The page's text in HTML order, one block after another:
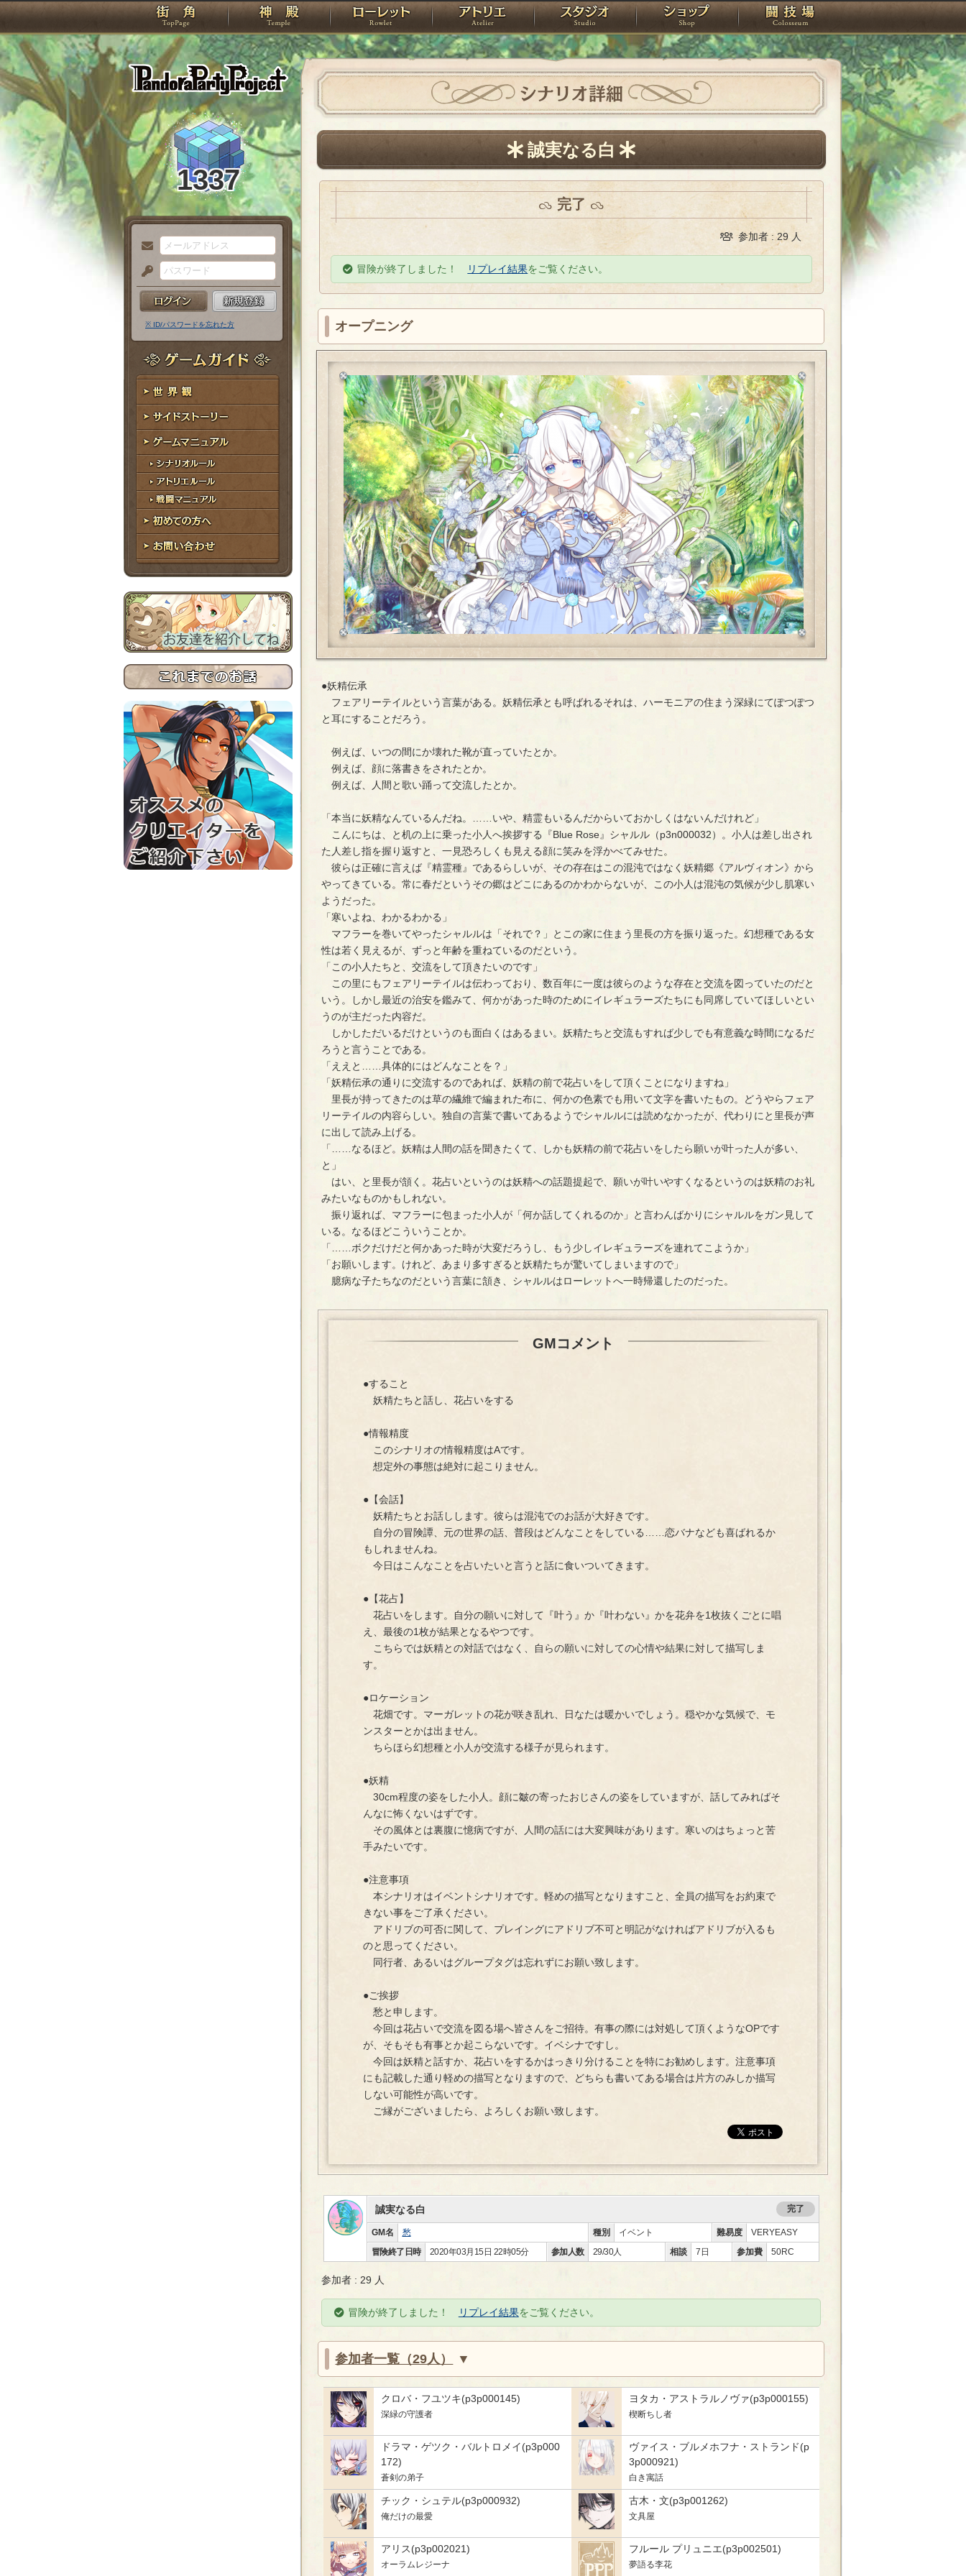
PandoraPartyProject
TOP 神殿 ローレット アトリエ スタジオ ショップ 闘技場
1337
メ
ー
ル
ア
ド
レ
ス
パ
ス
ー
ド
※ ID/パスワードを忘れた方
ゲームガイド
世界観
サイドストーリー
ゲームマニュアル
シナリオルール
アトリエルール
戦闘マニュアル
初めての方へ
お問い合わせ
シナリオ詳細
誠実なる白
完了
参加者 : 29 人
冒険が終了しました！ リプレイ結果をご覧ください。
オープニング
●妖精伝承
フェアリーテイルという言葉がある。妖精伝承とも呼ばれるそれは、ハーモニアの住まう深緑にてぽつぽつ
と耳にすることだろう。
例えば、いつの間にか壊れた靴が直っていたとか。
例えば、顔に落書きをされたとか。
例えば、人間と歌い踊って交流したとか。
「本当に妖精なんているんだね。……いや、精霊もいるんだからいておかしくはないんだけれど」
こんにちは、と机の上に乗った小人へ挨拶する『Blue Rose』シャルル（p3n000032）。小人は差し出され
た人差し指を握り返すと、一見恐ろしくも見える顔に笑みを浮かべてみせた。
彼らは正確に言えば『精霊種』であるらしいが、その存在はこの混沌ではなく妖精郷《アルヴィオン》から
やってきている。常に春だというその郷はどこにあるのかわからないが、この小人は混沌の気候が少し肌寒い
ようだった。
「寒いよね、わかるわかる」
マフラーを巻いてやったシャルルは「それで？」とこの家に住まう里長の方を振り返った。幻想種である女
性は若く見えるが、ずっと年齢を重ねているのだという。
「この小人たちと、交流をして頂きたいのです」
この里にもフェアリーテイルは伝わっており、数百年に一度は彼らのような存在と交流を図っていたのだと
いう。しかし最近の治安を鑑みて、何かがあった時のためにイレギュラーズたちにも同席していてほしいとい
うのが主だった内容だ。
しかしただいるだけというのも面白くはあるまい。妖精たちと交流もすれば少しでも有意義な時間になるだ
ろうと言うことである。
「ええと……具体的にはどんなことを？」
「妖精伝承の通りに交流するのであれば、妖精の前で花占いをして頂くことになりますね」
里長が持ってきたのは草の繊維で編まれた布に、何かの色素でも用いて文字を書いたもの。どうやらフェア
リーテイルの内容らしい。独自の言葉で書いてあるようでシャルルには読めなかったが、代わりにと里長が声
に出して読み上げる。
「……なるほど。妖精は人間の話を聞きたくて、しかも妖精の前で花占いをしたら願いが叶った人が多い、
と」
はい、と里長が頷く。花占いというのは妖精への話題提起で、願いが叶いやすくなるというのは妖精のお礼
みたいなものかもしれない。
振り返れば、マフラーに包まった小人が「何か話してくれるのか」と言わんばかりにシャルルをガン見して
いる。なるほどこういうことか。
「……ボクだけだと何かあった時が大変だろうし、もう少しイレギュラーズを連れてこようか」
「お願いします。けれど、あまり多すぎると妖精たちが驚いてしまいますので」
臆病な子たちなのだという言葉に頷き、シャルルはローレットへ一時帰還したのだった。
GMコメント
●すること
妖精たちと話し、花占いをする
●情報精度
このシナリオの情報精度はAです。
想定外の事態は絶対に起こりません。
●【会話】
妖精たちとお話しします。彼らは混沌でのお話が大好きです。
自分の冒険譚、元の世界の話、普段はどんなことをしている……恋バナなども喜ばれるか
もしれませんね。
今日はこんなことを占いたいと言うと話に食いついてきます。
●【花占】
花占いをします。自分の願いに対して『叶う』か『叶わない』かを花弁を1枚抜くごとに唱
え、最後の1枚が結果となるやつです。
こちらでは妖精との対話ではなく、自らの願いに対しての心情や結果に対して描写しま
す。
●ロケーション
花畑です。マーガレットの花が咲き乱れ、日なたは暖かいでしょう。穏やかな気候で、モ
ンスターとかは出ません。
ちらほら幻想種と小人が交流する様子が見られます。
●妖精
30cm程度の姿をした小人。顔に皺の寄ったおじさんの姿をしていますが、話してみればそ
んなに怖くないはずです。
その風体とは裏腹に憶病ですが、人間の話には大変興味があります。寒いのはちょっと苦
手みたいです。
●注意事項
本シナリオはイベントシナリオです。軽めの描写となりますこと、全員の描写をお約束で
きない事をご了承ください。
アドリブの可否に関して、プレイングにアドリブ不可と明記がなければアドリブが入るも
のと思ってください。
同行者、あるいはグループタグは忘れずにお願い致します。
●ご挨拶
愁と申します。
今回は花占いで交流を図る場へ皆さんをご招待。有事の際には対処して頂くようなOPです
が、そもそも有事とか起こらないです。イベシナですし。
今回は妖精と話すか、花占いをするかはっきり分けることを特にお勧めします。注意事項
にも記載した通り軽めの描写となりますので、どちらも書いてある場合は片方のみしか描写
しない可能性が高いです。
ご縁がございましたら、よろしくお願い致します。
誠実なる白 完了
GM名 愁 種別 イベント 難易度
VERYEASY
冒険終了日時
2020年03月15日 22時05分 参加人数 29/30人 相談 7日 参加費 50RC
参加者 : 29 人
冒険が終了しました！ リプレイ結果をご覧ください。
参加者一覧（29人）
クロバ・フユツキ(p3p000145)
深緑の守護者
ヨタカ・アストラルノヴァ(p3p000155)
楔断ちし者
ドラマ・ゲツク・バルトロメイ(p3p000
172)
蒼剣の弟子
ヴァイス・ブルメホフナ・ストランド(p
3p000921)
白き寓話
チック・シュテル(p3p000932)
俺だけの最愛
古木・文(p3p001262)
文具屋
アリス(p3p002021)
オーラムレジーナ
フルール プリュニエ(p3p002501)
夢語る李花